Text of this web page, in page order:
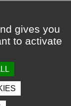
gives you
to activate